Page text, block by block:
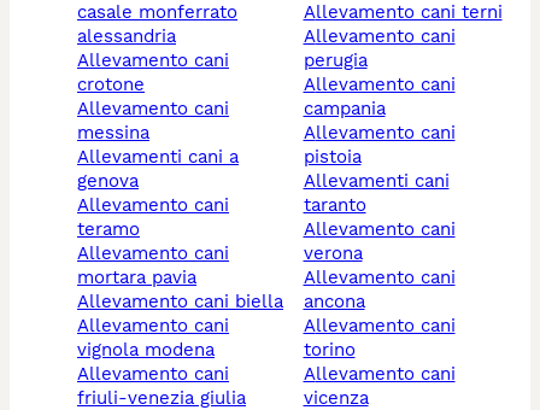
casale monferrato
alessandria
allevamento cani
crotone
allevamento cani
messina
allevamenti cani a
genova
allevamento cani
teramo
allevamento cani
mortara pavia
allevamento cani biella
allevamento cani
vignola modena
allevamento cani
friuli-venezia giulia
allevamento cani terni
allevamento cani
perugia
allevamento cani
campania
allevamento cani
pistoia
allevamenti cani
taranto
allevamento cani
verona
allevamento cani
ancona
allevamento cani
torino
allevamento cani
vicenza